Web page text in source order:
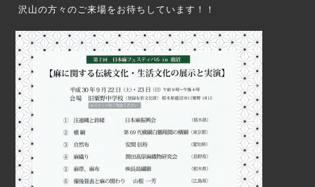
沢山の方々のご来場をお待ちしています！！